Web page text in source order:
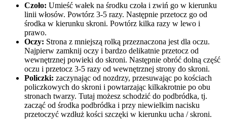
Czoło: Umieść wałek na środku czoła i zwiń go w kierunku
linii włosów. Powtórz 3-5 razy. Następnie przetocz go od
środka w kierunku skroni. Powtórz kilka razy w lewo i
prawo.
Oczy: Strona z mniejszą rolką przeznaczona jest dla oczu.
Najpierw zamknij oczy i bardzo delikatnie przetocz od
wewnętrznej powieki do skroni. Następnie obróć dolną część
oczu i przetocz 3-5 razy od wewnętrznej strony do skroni.
Policzki: zaczynając od nozdrzy, przesuwając po kościach
policzkowych do skroni i powtarzając kilkakrotnie po obu
stronach twarzy. Tutaj możesz schodzić do podbródka, tj.
zacząć od środka podbródka i przy niewielkim nacisku
przetoczyć wzdłuż kości szczęki w kierunku ucha / skroni.